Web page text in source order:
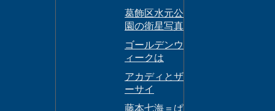
葛飾区水元公
園の衛星写真
ゴールデンウ
ィークは
アカディとザ
ーサイ
藤本七海＝ぱ